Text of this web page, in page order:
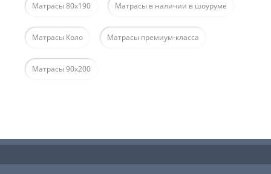
Матрасы 80х190 Матрасы в наличии в шоуруме
Матрасы Коло Матрасы премиум-класса
Матрасы 90х200